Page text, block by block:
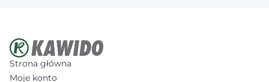
Strona główna
Moje konto